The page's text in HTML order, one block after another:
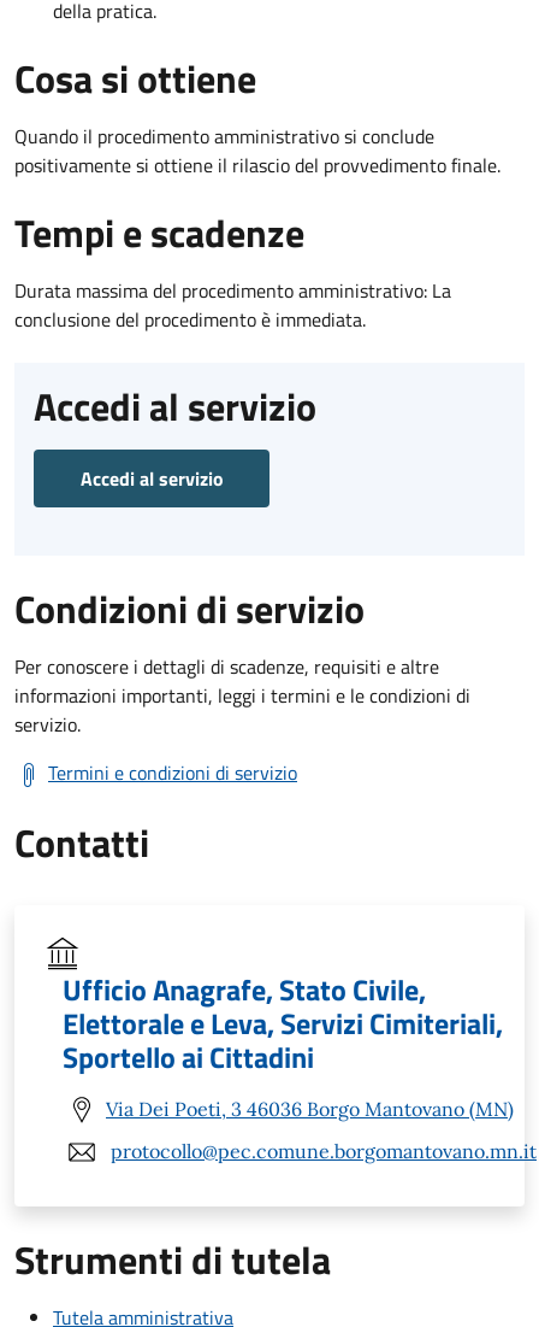
della pratica.
Cosa si ottiene
Quando il procedimento amministrativo si conclude
positivamente si ottiene il rilascio del provvedimento finale.
Tempi e scadenze
Durata massima del procedimento amministrativo: La
conclusione del procedimento è immediata.
Accedi al servizio
Accedi al servizio
Condizioni di servizio
Per conoscere i dettagli di scadenze, requisiti e altre
informazioni importanti, leggi i termini e le condizioni di
servizio.
Termini e condizioni di servizio
Contatti
Ufficio Anagrafe, Stato Civile,
Elettorale e Leva, Servizi Cimiteriali,
Sportello ai Cittadini
Via Dei Poeti, 3 46036 Borgo Mantovano (MN)
protocollo@pec.comune.borgomantovano.mn.it
Strumenti di tutela
Tutela amministrativa